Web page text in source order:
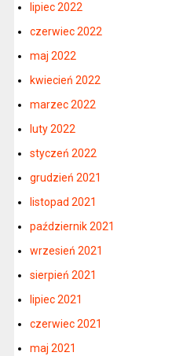
lipiec 2022
czerwiec 2022
maj 2022
kwiecień 2022
marzec 2022
luty 2022
styczeń 2022
grudzień 2021
listopad 2021
październik 2021
wrzesień 2021
sierpień 2021
lipiec 2021
czerwiec 2021
maj 2021